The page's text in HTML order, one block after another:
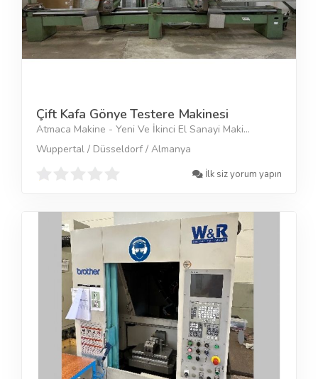
Çift Kafa Gönye Testere Makinesi
Atmaca Makine - Yeni Ve İkinci El Sanayi Maki...
Wuppertal / Düsseldorf / Almanya
İlk siz yorum yapın